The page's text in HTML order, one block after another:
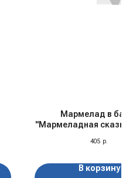
Мармелад в
"Мармеладная
405 р.
В корзину